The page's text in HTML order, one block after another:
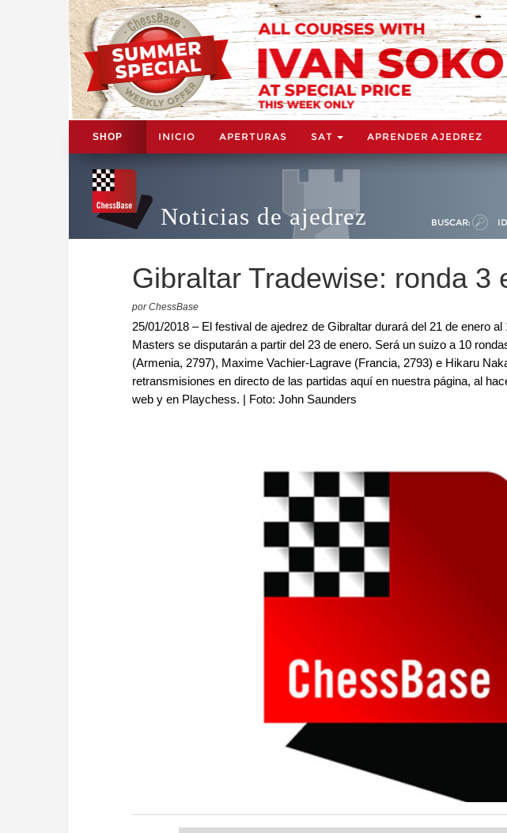
SHOP INICIO APERTURAS SAT APRENDER AJEDREZ
Noticias de ajedrez BUSCAR:
Gibraltar Tradewise: ronda 3
por ChessBase
25/01/2018 – El festival de ajedrez de Gibraltar durará del 21 de enero
Masters se disputarán a partir del 23 de enero. Será un suizo a 10
(Armenia, 2797), Maxime Vachier-Lagrave (Francia, 2793) e Hikaru
retransmisiones en directo de las partidas aquí en nuestra página, al
web y en Playchess. | Foto: John Saunders